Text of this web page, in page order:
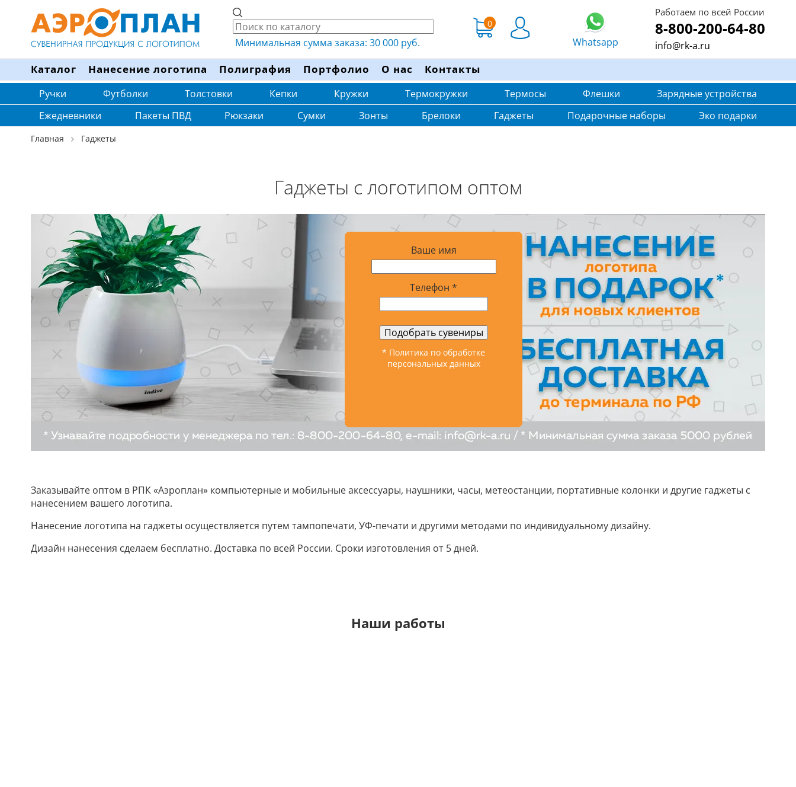
Минимальная сумма заказа: 30 000 руб.
0
Whatsapp
Работаем по всей России
8-800-200-64-80
info@rk-a.ru
Каталог Нанесение логотипа Полиграфия Портфолио О нас Контакты
Ручки Футболки Толстовки Кепки Кружки Термокружки Термосы Флешки
Зарядные устройства
Ежедневники
Пакеты ПВД Рюкзаки Сумки Зонты Брелоки Гаджеты Подарочные наборы Эко подарки
Главная Гаджеты
Гаджеты с логотипом оптом
Ваше имя
Телефон *
Подобрать сувениры
* Политика по обработке
персональных данных
Заказывайте оптом в РПК «Аэроплан» компьютерные и мобильные аксессуары, наушники, часы, метеостанции, портативные колонки и другие гаджеты с
нанесением вашего логотипа.
Нанесение логотипа на гаджеты осуществляется путем тампопечати, УФ-печати и другими методами по индивидуальному дизайну.
Дизайн нанесения сделаем бесплатно. Доставка по всей России. Сроки изготовления от 5 дней.
Наши работы